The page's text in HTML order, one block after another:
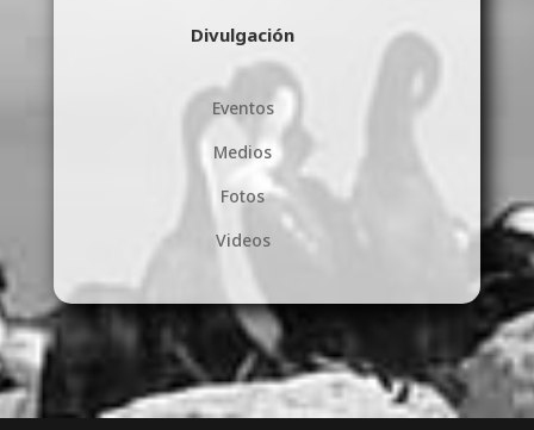
Divulgación
Eventos
Medios
Fotos
Videos